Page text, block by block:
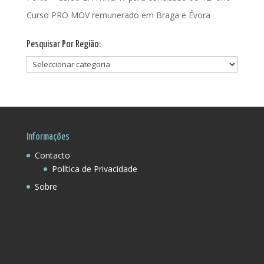
Curso PRO MOV remunerado em Braga e Évora
Pesquisar Por Região:
Pesquisar
Por
Informações
Contacto
Política de Privacidade
Sobre